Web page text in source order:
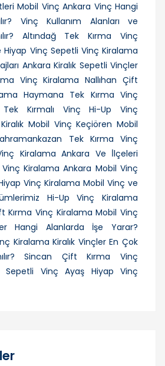
Mobil Vinç Ankara Vinç Hangi
Vinç Kullanım Alanları ve
Altındağ Tek Kırma Vinç
Hiyap Vinç Sepetli Vinç Kiralama
Ankara Kiralık Sepetli Vinçler
Vinç Kiralama Nallıhan Çift
Haymana Tek Kırma Vinç
Tek Kırmalı Vinç
Hi-Up Vinç
Kiralık Mobil Vinç Keçiören Mobil
Tek Kırma Vinç
Kiralama Ankara Ve İ̇lçeleri
Kiralama Ankara Mobil Vinç
Vinç Kiralama Mobil Vinç ve
Hi-Up Vinç Kiralama
Kırma Vinç Kiralama Mobil Vinç
Hangi Alanlarda İşe Yarar?
Kiralama Kiralık Vinçler En Çok
Sincan Çift Kırma Vinç
Sepetli Vinç Ayaş Hiyap Vinç